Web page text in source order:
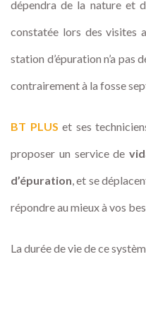
dépendra de la nature et
constatée lors des visites
station d’épuration n’a pas
contrairement à la fosse
BT PLUS et ses
proposer un service de
d’épuration , et se
répondre au mieux à vos
La durée de vie de ce